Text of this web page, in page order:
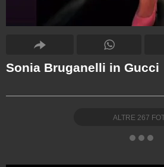
Sonia Bruganelli in Gucci
ALTRE 267